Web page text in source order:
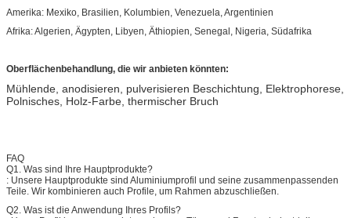
Amerika: Mexiko, Brasilien, Kolumbien, Venezuela, Argentinien
Afrika: Algerien, Ägypten, Libyen, Äthiopien, Senegal, Nigeria, Südafrika
Oberflächenbehandlung, die wir anbieten könnten:
Mühlende, anodisieren, pulverisieren Beschichtung, Elektrophorese,
Polnisches, Holz-Farbe, thermischer Bruch
FAQ
Q1. Was sind Ihre Hauptprodukte?
: Unsere Hauptprodukte sind Aluminiumprofil und seine zusammenpassenden
Teile. Wir kombinieren auch Profile, um Rahmen abzuschließen.
Q2. Was ist die Anwendung Ihres Profils?